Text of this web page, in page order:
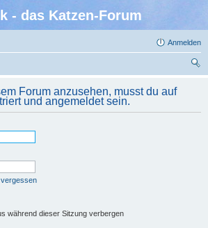
- das Katzen-Forum
Anmelden
Forum anzusehen, musst du auf
und angemeldet sein.
während dieser Sitzung verbergen